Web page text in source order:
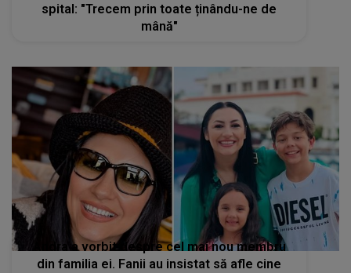
spital: "Trecem prin toate ținându-ne de
mână"
Andra a vorbit despre cel mai nou membru
din familia ei. Fanii au insistat să afle cine